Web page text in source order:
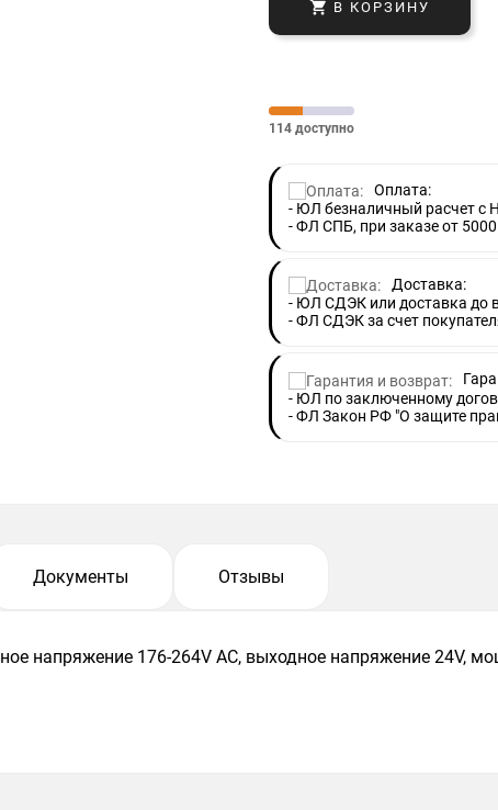
 В КОРЗИНУ
114 доступно
Оплата:
- ЮЛ безналичный расчет с
- ФЛ СПБ, при заказе от
Доставка:
- ЮЛ СДЭК или доставка до
- ФЛ СДЭК за счет
- ЮЛ по заключенному
- ФЛ Закон РФ "О защите
Документы Отзывы
напряжение 176-264V АС, выходное напряжение 24V,